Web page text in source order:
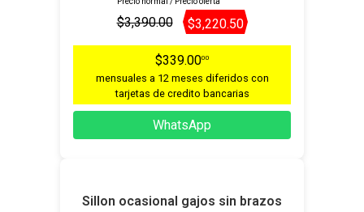
$3,390.00 $3,220.50
$339.0000
mensuales a 12 meses diferidos con
tarjetas de credito bancarias
WhatsApp
Sillon ocasional gajos sin brazos